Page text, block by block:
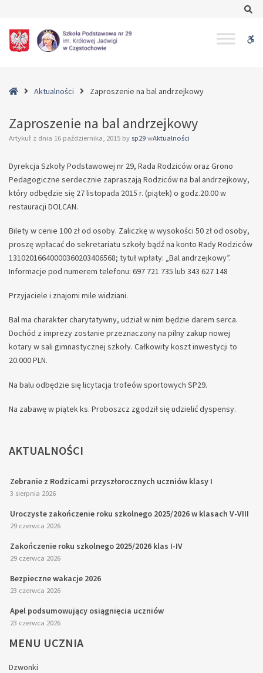
bal
HomeAktualności Zaproszenie na bal andrzejkowy
Zaproszenie na bal andrzejkowy
Artykuł z dnia 16 października, 2015 by sp29 wAktualności
Dyrekcja Szkoły Podstawowej nr 29, Rada Rodziców oraz Grono
Pedagogiczne serdecznie zapraszają Rodziców na bal andrzejkowy,
który odbędzie się 27 listopada 2015 r. (piątek) o godz.20.00 w
restauracji DOLCAN.
Bilety w cenie 100 zł od osoby. Zaliczkę w wysokości 50 zł od osoby,
proszę wpłacać do sekretariatu szkoły bądź na konto Rady Rodziców
13102016640000360203406568; tytuł wpłaty: „Bal andrzejkowy”.
Informacje pod numerem telefonu: 697 721 735 lub 343 627 148
Przyjaciele i znajomi mile widziani.
Bal ma charakter charytatywny, udział w nim będzie darem serca.
Dochód z imprezy zostanie przeznaczony na pilny zakup nowej
kotary w sali gimnastycznej szkoły. Całkowity koszt inwestycji to
20.000 PLN.
Na balu odbędzie się licytacja trofeów sportowych SP29.
Na zabawę w piątek ks. Proboszcz zgodził się udzielić dyspensy.
AKTUALNOŚCI
Zebranie z Rodzicami przyszłorocznych uczniów klasy I
3 sierpnia 2026
Uroczyste zakończenie roku szkolnego 2025/2026 w klasach V-VIII
29 czerwca 2026
Zakończenie roku szkolnego 2025/2026 klas I-IV
29 czerwca 2026
Bezpieczne wakacje 2026
23 czerwca 2026
Apel podsumowujący osiągnięcia uczniów
23 czerwca 2026
MENU UCZNIA
Dzwonki